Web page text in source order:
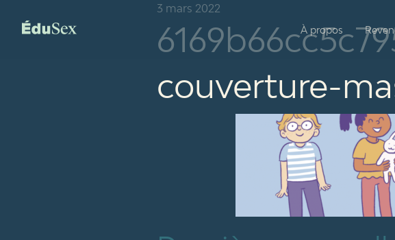
À propos
3 mars 2022
couverture-